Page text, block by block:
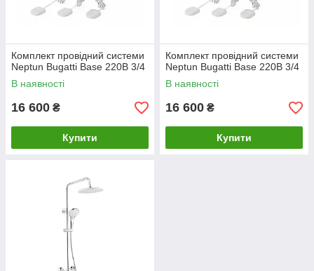
Комплект провідний системи
Neptun Bugatti Base 220B 3/4
В наявності
16 600 ₴
Купити
Комплект провідний системи
Neptun Bugatti Base 220B 3/4
В наявності
16 600 ₴
Купити